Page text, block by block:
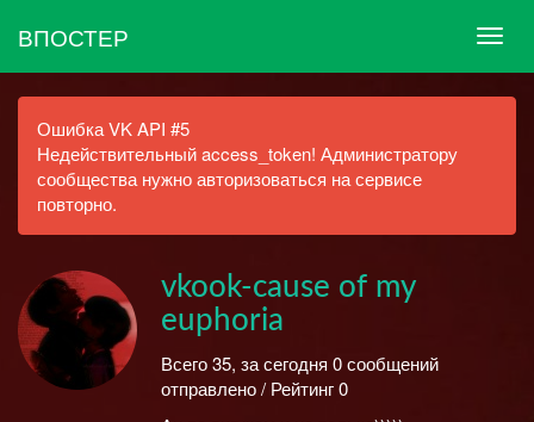
ВПОСТЕР
Ошибка VK API #5
Недействительный access_token! Администратору
сообщества нужно авторизоваться на сервисе
повторно.
vkook-cause of my
euphoria
Всего 35, за сегодня 0 сообщений
отправлено / Рейтинг 0